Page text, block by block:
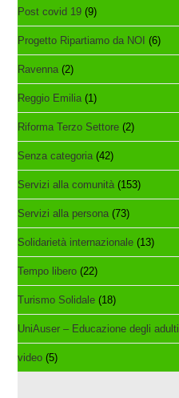
Post covid 19 (9)
Progetto Ripartiamo da NOI (6)
Ravenna (2)
Reggio Emilia (1)
Riforma Terzo Settore (2)
Senza categoria (42)
Servizi alla comunità (153)
Servizi alla persona (73)
Solidarietà internazionale (13)
Tempo libero (22)
Turismo Solidale (18)
UniAuser – Educazione degli adulti
video (5)